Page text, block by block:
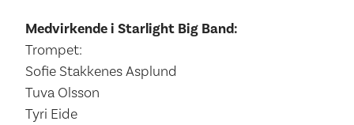
Medvirkende i Starlight Big Band:
Trompet:
Sofie Stakkenes Asplund
Tuva Olsson
Tyri Eide